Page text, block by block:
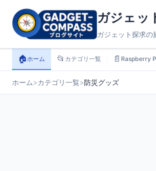
ガジェッ
ガジェット探求の
🏠ホーム 📂 カテゴリ一覧 📄 Raspberry
ホーム>カテゴリ一覧>防災グッズ